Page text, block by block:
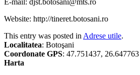
E-mail: djst.botosani@mts.ro
Website: http://tineret.botosani.ro
This entry was posted inAdrese utile.
Localitatea: Botoşani
Coordonate GPS: 47.751437, 26.647763
Harta